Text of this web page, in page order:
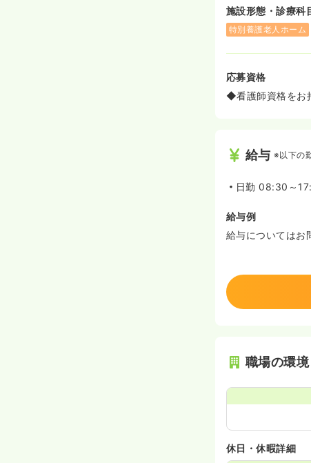
施設形態・診療科
特別養護老人ホーム
応募資格
◆看護師資格をお
給与 ※以下の
日勤 08:30～
給与例
給与についてはお
職場の環境
休日・休暇詳細